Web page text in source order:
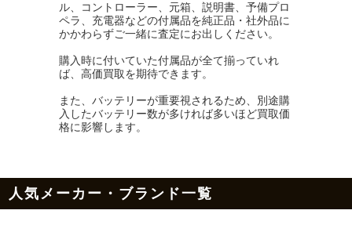
ル、コントローラー、元箱、説明書、予備プロ
ペラ、充電器などの付属品を純正品・社外品に
かかわらずご一緒に査定にお出しください。
購入時に付いていた付属品が全て揃っていれ
ば、高価買取を期待できます。
また、バッテリーが重要視されるため、別途購
入したバッテリー数が多ければ多いほど買取価
格に影響します。
人気メーカー・ブランド一覧